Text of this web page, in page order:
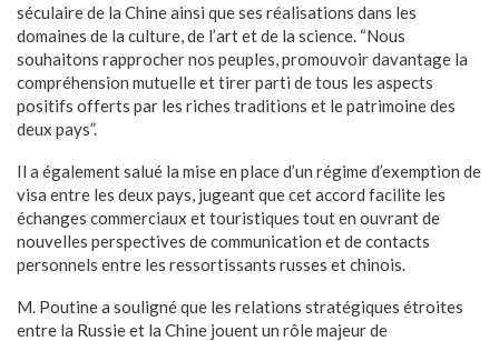
séculaire de la Chine ainsi que ses réalisations dans les
domaines de la culture, de l’art et de la science. “Nous
souhaitons rapprocher nos peuples, promouvoir davantage la
compréhension mutuelle et tirer parti de tous les aspects
positifs offerts par les riches traditions et le patrimoine des
deux pays”.
Il a également salué la mise en place d’un régime d’exemption de
visa entre les deux pays, jugeant que cet accord facilite les
échanges commerciaux et touristiques tout en ouvrant de
nouvelles perspectives de communication et de contacts
personnels entre les ressortissants russes et chinois.
M. Poutine a souligné que les relations stratégiques étroites
entre la Russie et la Chine jouent un rôle majeur de